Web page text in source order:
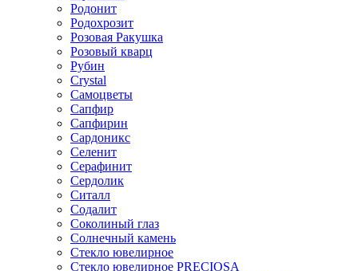
Родонит
Родохрозит
Розовая Ракушка
Розовый кварц
Рубин
Сrystal
Самоцветы
Сапфир
Сапфирин
Сардоникс
Селенит
Серафинит
Сердолик
Ситалл
Содалит
Соколиный глаз
Солнечный камень
Стекло ювелирное
Стекло ювелирное PRECIOSA